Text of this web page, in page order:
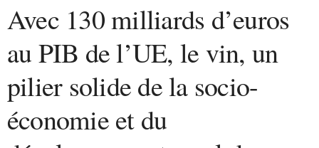
Avec 130 milliards d’euros
au PIB de l’UE, le vin, un
pilier solide de la socio-
économie et du